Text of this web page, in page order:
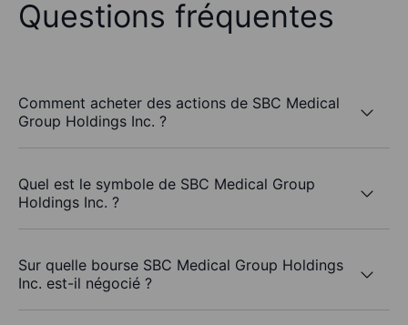
Questions fréquentes
Comment acheter des actions de SBC Medical
Group Holdings Inc. ?
Quel est le symbole de SBC Medical Group
Holdings Inc. ?
Sur quelle bourse SBC Medical Group Holdings
Inc. est-il négocié ?